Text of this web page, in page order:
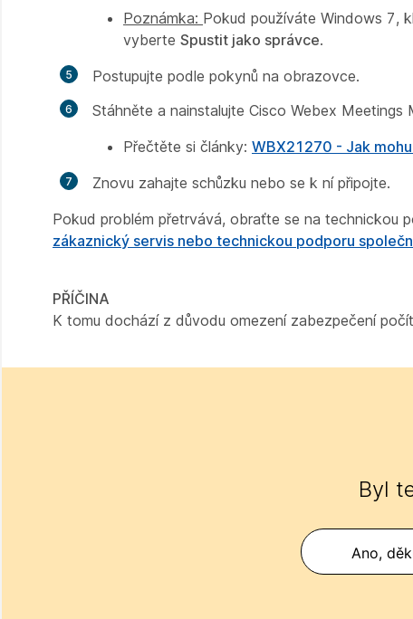
Poznámka: Pokud používáte Windows 7,
vyberte Spustit jako správce.
Postupujte podle pokynů na obrazovce.
Stáhněte a nainstalujte Cisco Webex Meetings
Přečtěte si články: WBX21270 - Jak
Znovu zahajte schůzku nebo se k ní připojte.
Pokud problém přetrvává, obraťte se na technickou
zákaznický servis nebo technickou podporu
PŘÍČINA
K tomu dochází z důvodu omezení zabezpečení
Byl
Ano,